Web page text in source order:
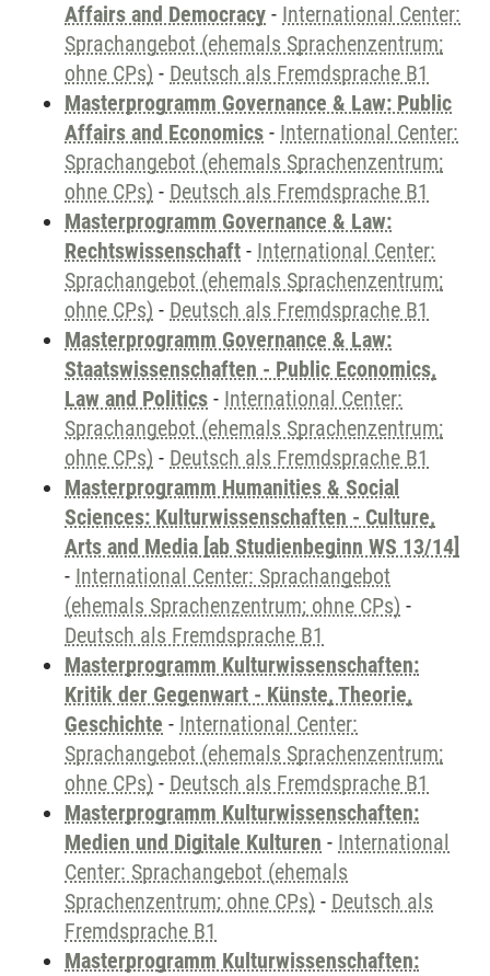
Affairs and Democracy - International Center:
Sprachangebot (ehemals Sprachenzentrum;
ohne CPs) - Deutsch als Fremdsprache B1
Masterprogramm Governance & Law: Public
Affairs and Economics - International Center:
Sprachangebot (ehemals Sprachenzentrum;
ohne CPs) - Deutsch als Fremdsprache B1
Masterprogramm Governance & Law:
Rechtswissenschaft - International Center:
Sprachangebot (ehemals Sprachenzentrum;
ohne CPs) - Deutsch als Fremdsprache B1
Masterprogramm Governance & Law:
Staatswissenschaften - Public Economics,
Law and Politics - International Center:
Sprachangebot (ehemals Sprachenzentrum;
ohne CPs) - Deutsch als Fremdsprache B1
Masterprogramm Humanities & Social
Sciences: Kulturwissenschaften - Culture,
Arts and Media [ab Studienbeginn WS 13/14]
- International Center: Sprachangebot
(ehemals Sprachenzentrum; ohne CPs) -
Deutsch als Fremdsprache B1
Masterprogramm Kulturwissenschaften:
Kritik der Gegenwart - Künste, Theorie,
Geschichte - International Center:
Sprachangebot (ehemals Sprachenzentrum;
ohne CPs) - Deutsch als Fremdsprache B1
Masterprogramm Kulturwissenschaften:
Medien und Digitale Kulturen - International
Center: Sprachangebot (ehemals
Sprachenzentrum; ohne CPs) - Deutsch als
Fremdsprache B1
Masterprogramm Kulturwissenschaften: